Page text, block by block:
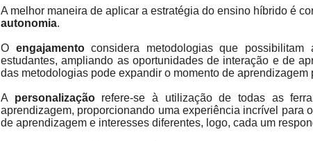
A melhor maneira de aplicar a estratégia do ensino híbrido é
autonomia.
O engajamentoconsidera metodologias que
estudantes, ampliando as oportunidades de interação e de
das metodologias pode expandir o momento de
A personalizaçãorefere-se à utilização de todas as
aprendizagem, proporcionando uma experiência incrível para
de aprendizagem e interesses diferentes, logo, cada um